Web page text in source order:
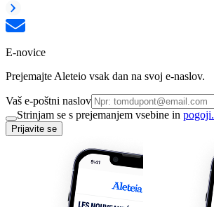
E-novice
Prejemajte Aleteio vsak dan na svoj e-naslov.
Vaš e-poštni naslov
Strinjam se s prejemanjem vsebine in pogoji.
Prijavite se